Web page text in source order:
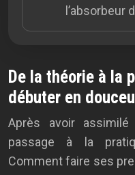
l’absorbeur
De la théorie à la
débuter en
Après avoir
passage à la
Comment faire ses